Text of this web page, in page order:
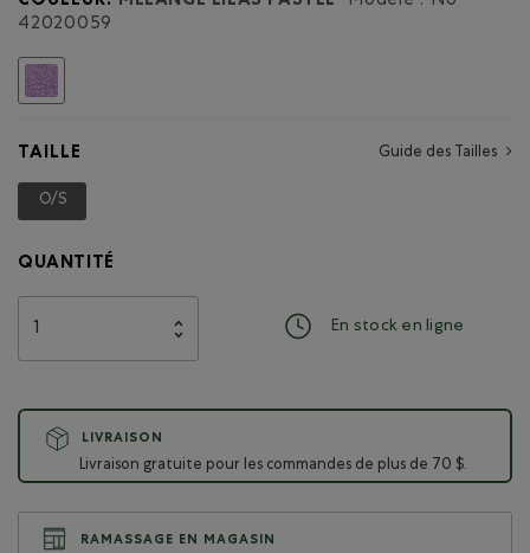
42020059
TAILLE Guide des Tailles
O/S
QUANTITÉ
En stock en ligne
LIVRAISON
Livraison gratuite pour les commandes de plus de 70 $.
RAMASSAGE EN MAGASIN